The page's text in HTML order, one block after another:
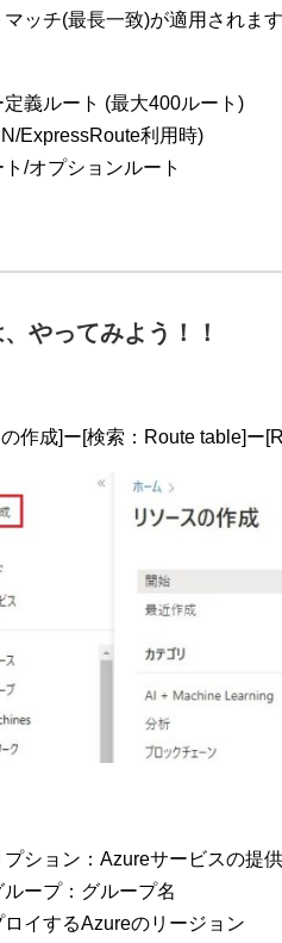
マッチ(最長一致)が適用されま
義ルート (最大400ルート)
ExpressRoute利用時)
/オプションルート
やってみよう！！
作成]ー[検索：Route table]ー
ション：Azureサービスの提
ループ：グループ名
イするAzureのリージョン